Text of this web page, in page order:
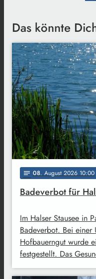
Das könnte
notes 08. August 2026 10:00
Badeverbot für
Im Halser Stausee in
Badeverbot. Bei einer
Hofbauerngut wurde
festgestellt. Das